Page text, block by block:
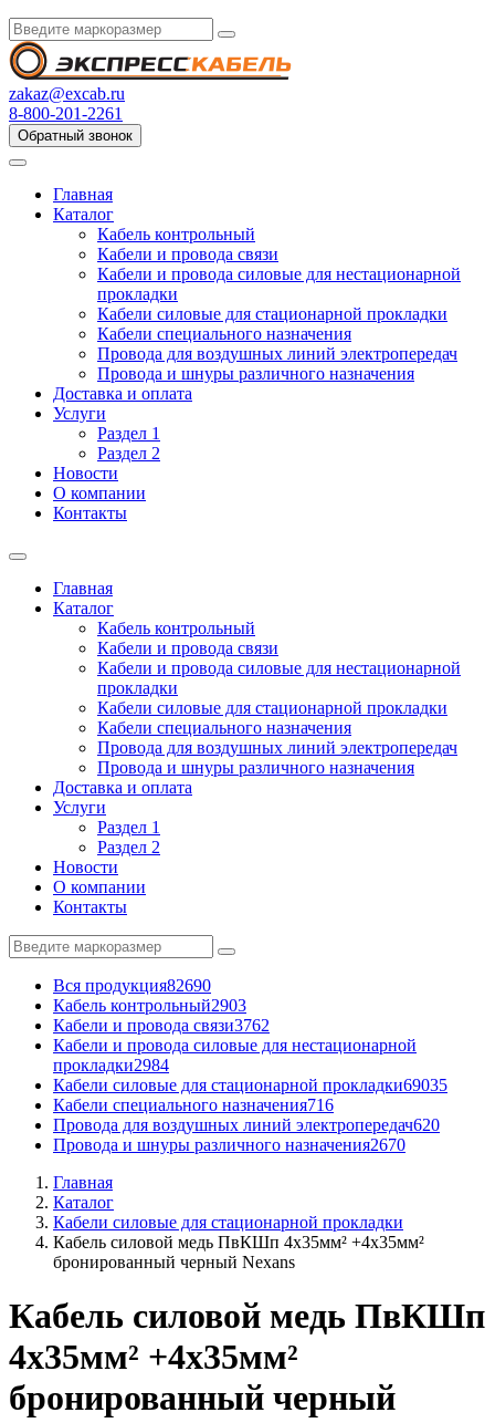
zakaz@excab.ru
8-800-201-2261
Обратный звонок
Главная
Каталог
Кабель контрольный
Кабели и провода связи
Кабели и провода силовые для нестационарной
прокладки
Кабели силовые для стационарной прокладки
Кабели специального назначения
Провода для воздушных линий электропередач
Провода и шнуры различного назначения
Доставка и оплата
Услуги
Раздел 1
Раздел 2
Новости
О компании
Контакты
Главная
Каталог
Кабель контрольный
Кабели и провода связи
Кабели и провода силовые для нестационарной
прокладки
Кабели силовые для стационарной прокладки
Кабели специального назначения
Провода для воздушных линий электропередач
Провода и шнуры различного назначения
Доставка и оплата
Услуги
Раздел 1
Раздел 2
Новости
О компании
Контакты
Вся продукция82690
Кабель контрольный2903
Кабели и провода связи3762
Кабели и провода силовые для нестационарной
прокладки2984
Кабели силовые для стационарной прокладки69035
Кабели специального назначения716
Провода для воздушных линий электропередач620
Провода и шнуры различного назначения2670
Главная
Каталог
Кабели силовые для стационарной прокладки
Кабель силовой медь ПвКШп 4x35мм² +4x35мм²
бронированный черный Nexans
Кабель силовой медь ПвКШп
4x35мм² +4x35мм²
бронированный черный